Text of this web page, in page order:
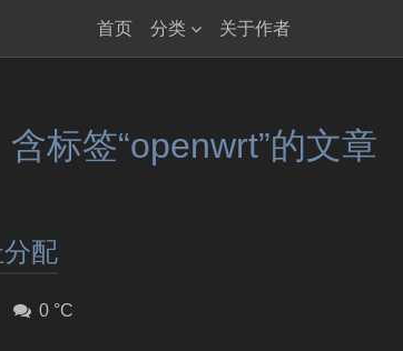
首页 分类 关于作者
含标签“openwrt”的文章
配
0 °C